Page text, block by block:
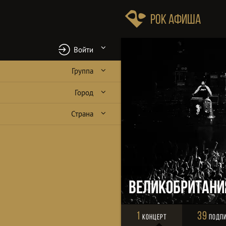
Рок Афиша
Войти
Группа
Город
Страна
1 Концерт 39